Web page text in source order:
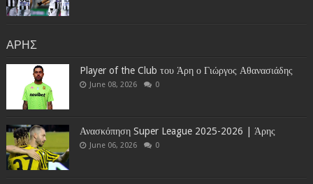
ΑΡΗΣ
Player of the Club του Άρη ο Γιώργος Αθανασιάδης
June 08, 2026 0
Ανασκόπηση Super League 2025-2026 | Άρης
June 06, 2026 0